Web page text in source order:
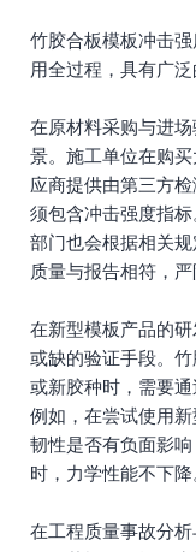
竹胶合板模板冲击
用全过程，具有广泛
在原材料采购与进
景。施工单位在购
应商提供由第三方
须包含冲击强度指
部门也会根据相关
质量与报告相符，严
在新型模板产品的
或缺的验证手段。
或新胶种时，需要通
例如，在尝试使用
韧性是否有负面影
时，力学性能不下降
在工程质量事故分